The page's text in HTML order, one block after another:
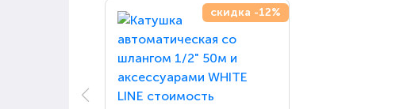
скидка -12%